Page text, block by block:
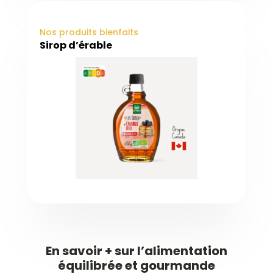
Nos produits bienfaits
Sirop d’érable
En savoir + sur l’alimentation
équilibrée et gourmande